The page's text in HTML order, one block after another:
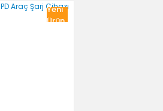
Yeni
Ürün